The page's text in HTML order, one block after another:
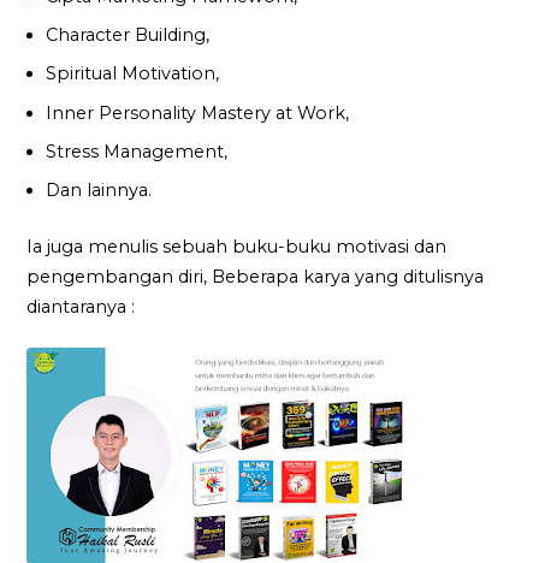
Character Building,
Spiritual Motivation,
Inner Personality Mastery at Work,
Stress Management,
Dan lainnya.
Ia juga menulis sebuah buku-buku motivasi dan
pengembangan diri, Beberapa karya yang ditulisnya
diantaranya :